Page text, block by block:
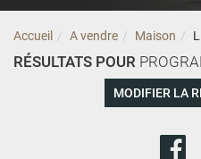
Accueil A vendre Maison
RÉSULTATS POUR
MODIFIER LA